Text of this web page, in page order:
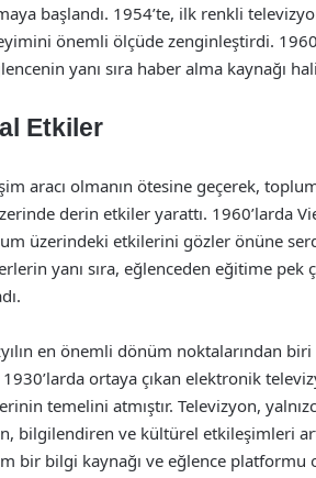
başlandı. 1954’te, ilk renkli
önemli ölçüde zenginleştirdi.
yanı sıra haber alma kaynağı
Etkiler
aracı olmanın ötesine geçerek,
derin etkiler yarattı. 1960’larda
üzerindeki etkilerini gözler önüne
yanı sıra, eğlenceden eğitime pek
en önemli dönüm noktalarından
ortaya çıkan elektronik
temelini atmıştır. Televizyon,
bilgilendiren ve kültürel etkileşimleri
bir bilgi kaynağı ve eğlence platformu